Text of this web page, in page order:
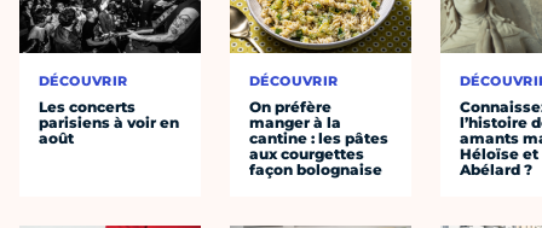
DÉCOUVRIR
Les concerts
parisiens à voir en
août
DÉCOUVRIR
On préfère
manger à la
cantine : les pâtes
aux courgettes
façon bolognaise
l’histoire
amants
Héloïse et
Abélard ?